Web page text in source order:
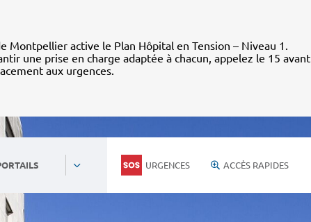
Montpellier active le Plan Hôpital en Tension – Niveau 1.
une prise en charge adaptée à chacun, appelez le 15 avant
aux urgences.
URGENCES ACCÈS RAPIDES